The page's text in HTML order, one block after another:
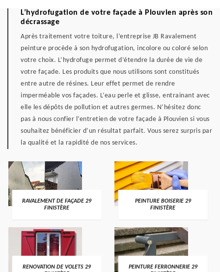
L’hydrofugation de votre façade à Plouvien après son
décrassage
Après traitement votre toiture, l’entreprise JB Ravalement
peinture procède à son hydrofugation, incolore ou coloré selon
votre choix. L’hydrofuge permet d’étendre la durée de vie de
votre façade. Les produits que nous utilisons sont constitués
entre autre de résines. Leur effet permet de rendre
imperméable vos façades. L’eau perle et glisse, entrainant avec
elle les dépôts de pollution et autres germes. N’hésitez donc
pas à nous confier l’entretien de votre façade à Plouvien si vous
souhaitez bénéficier d’un résultat parfait. Vous serez surpris par
la qualité et la rapidité de nos services.
RAVALEMENT DE FAÇADE 29
FINISTÈRE
PEINTURE BOISERIE 29
FINISTÈRE
RENOVATION DE VOLETS 29
PEINTURE FERRONNERIE 29